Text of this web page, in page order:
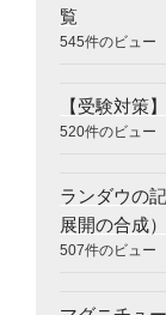
覧
545件のビュー
【受験対策
520件のビュー
ランダウの
展開の合成）
507件のビュー